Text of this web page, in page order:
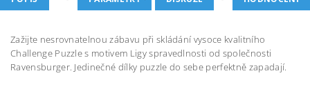
Zažijte nesrovnatelnou zábavu při skládání vysoce kvalitního
Challenge Puzzle s motivem Ligy spravedlnosti od společnosti
Ravensburger. Jedinečné dílky puzzle do sebe perfektně zapadají.